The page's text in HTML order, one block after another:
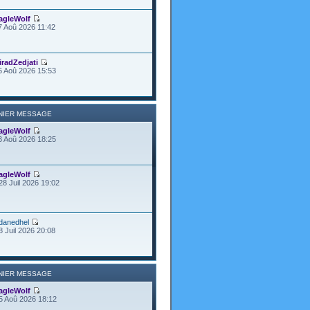
Aoû 2026 11:42
Aoû 2026 15:53
MESSAGE
Aoû 2026 18:25
Juil 2026 19:02
Juil 2026 20:08
MESSAGE
Aoû 2026 18:12